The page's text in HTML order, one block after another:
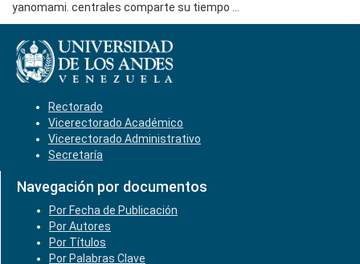
yanomami. centrales comparte su tiempo ...
Rectorado
Vicerectorado Académico
Vicerectorado Administrativo
Secretaría
Navegación por documentos
Por Fecha de Publicación
Por Autores
Por Títulos
Por Palabras Clave